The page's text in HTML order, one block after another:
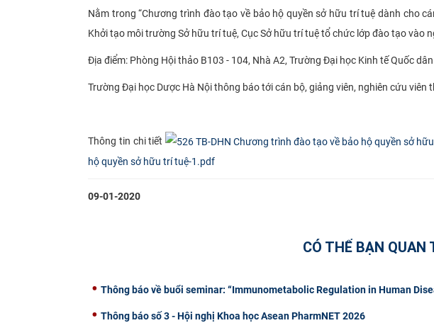
Nằm trong “Chương trình đào tạo về bảo hộ quyền sở hữu trí tuệ dành cho
Khởi tạo môi trường Sở hữu trí tuệ, Cục Sở hữu trí tuệ tổ chức lớp đào tạo vào
Địa điểm: Phòng Hội thảo B103 - 104, Nhà A2, Trường Đại học Kinh tế Quốc dân
Trường Đại học Dược Hà Nội thông báo tới cán bộ, giảng viên, nghiên cứu viên
​Thông tin chi tiết
hộ quyền sở hữu trí tuệ-1.pdf
09-01-2020
CÓ THỂ BẠN QUAN
Thông báo về buổi seminar: “Immunometabolic Regulation in Human
Thông báo số 3 - Hội nghị Khoa học Asean PharmNET 2026